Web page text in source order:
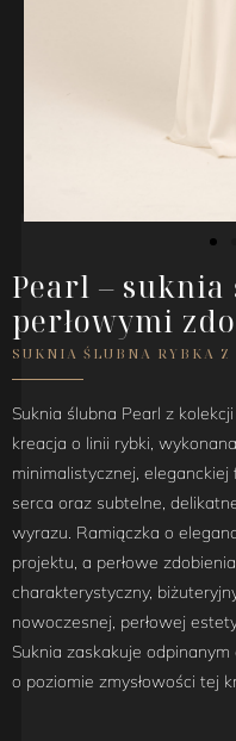
Pearl –
perłowymi
SUKNIA ŚLUBNA RYBKA
Suknia ślubna Pearl z
kreacja o linii rybki,
minimalistycznej,
serca oraz subtelne,
wyrazu. Ramiączka o
projektu, a perłowe
charakterystyczny,
nowoczesnej, perłowej
Suknia zaskakuje
o poziomie zmysłowości tej